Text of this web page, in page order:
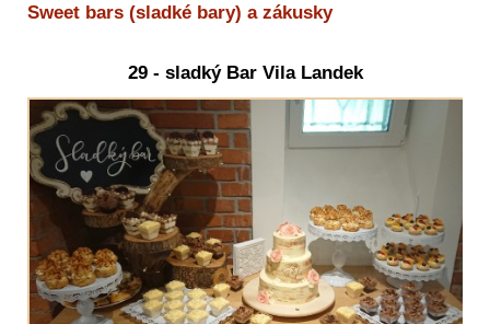
Sweet bars (sladké bary) a zákusky
29 - sladký Bar Vila Landek